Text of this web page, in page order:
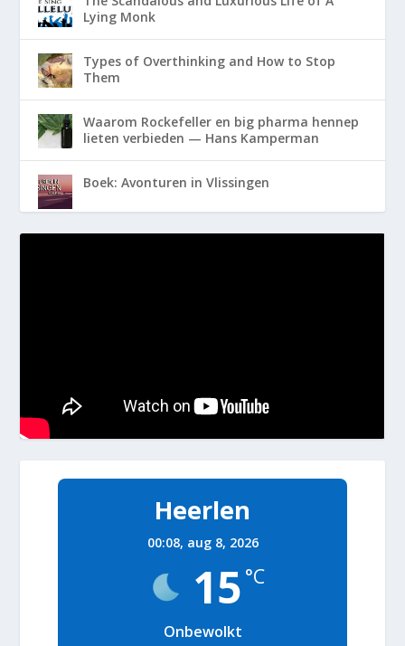
Lying Monk
Types of Overthinking and How to Stop
Them
Waarom Rockefeller en big pharma hennep
lieten verbieden — Hans Kamperman
Boek: Avonturen in Vlissingen
Heerlen
00:08, aug 8, 2026
15 °C
Onbewolkt